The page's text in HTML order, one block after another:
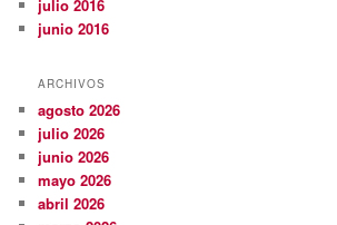
julio 2016
junio 2016
ARCHIVOS
agosto 2026
julio 2026
junio 2026
mayo 2026
abril 2026